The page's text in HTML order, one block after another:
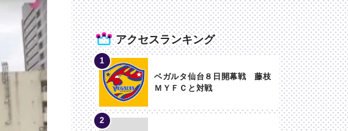
アクセスランキング
ベガルタ仙台８日開幕戦 藤枝
ＭＹＦＣと対戦